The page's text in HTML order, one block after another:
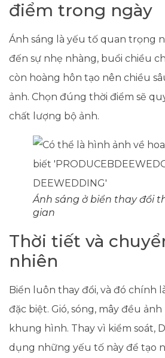
điểm trong ngày
Ánh sáng là yếu tố quan trọng
đến sự nhẹ nhàng, buổi chiều
còn hoàng hôn tạo nên chiều
ảnh. Chọn đúng thời điểm sẽ
chất lượng bộ ảnh.
Ánh sáng ở biển thay đổi
gian
Thời tiết và
nhiên
Biển luôn thay đổi, và đó chính
đặc biệt. Gió, sóng, mây đều
khung hình. Thay vì kiểm soát,
dụng những yếu tố này để tạo